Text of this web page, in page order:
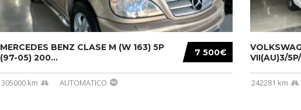
7 500€
MERCEDES BENZ CLASE M (W 163) 5P
(97-05) 200...
305000 km AUTOMATICO
VII(AU)3/
242281 km